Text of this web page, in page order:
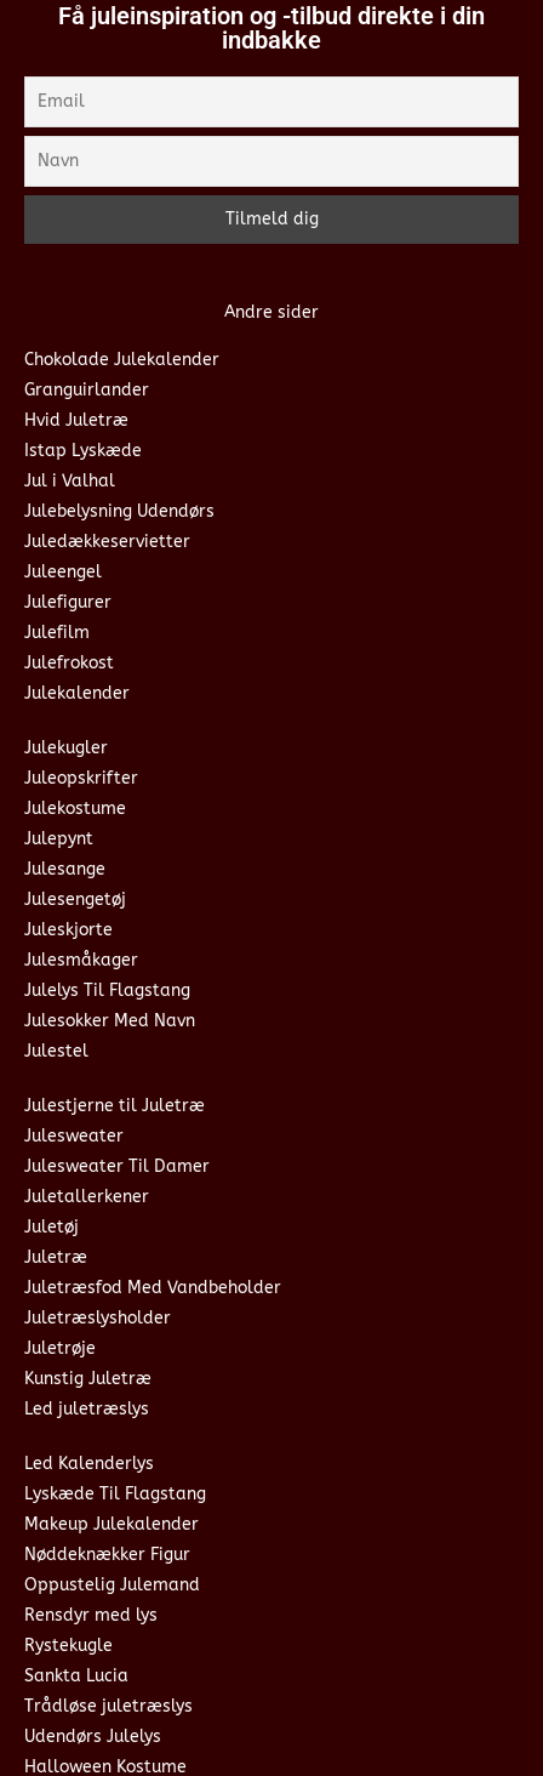
Få juleinspiration og -tilbud direkte i din
indbakke
Andre sider
Chokolade Julekalender
Granguirlander
Hvid Juletræ
Istap Lyskæde
Jul i Valhal
Julebelysning Udendørs
Juledækkeservietter
Juleengel
Julefigurer
Julefilm
Julefrokost
Julekalender
Julekugler
Juleopskrifter
Julekostume
Julepynt
Julesange
Julesengetøj
Juleskjorte
Julesmåkager
Julelys Til Flagstang
Julesokker Med Navn
Julestel
Julestjerne til Juletræ
Julesweater
Julesweater Til Damer
Juletallerkener
Juletøj
Juletræ
Juletræsfod Med Vandbeholder
Juletræslysholder
Juletrøje
Kunstig Juletræ
Led juletræslys
Led Kalenderlys
Lyskæde Til Flagstang
Makeup Julekalender
Nøddeknækker Figur
Oppustelig Julemand
Rensdyr med lys
Rystekugle
Sankta Lucia
Trådløse juletræslys
Udendørs Julelys
Halloween Kostume